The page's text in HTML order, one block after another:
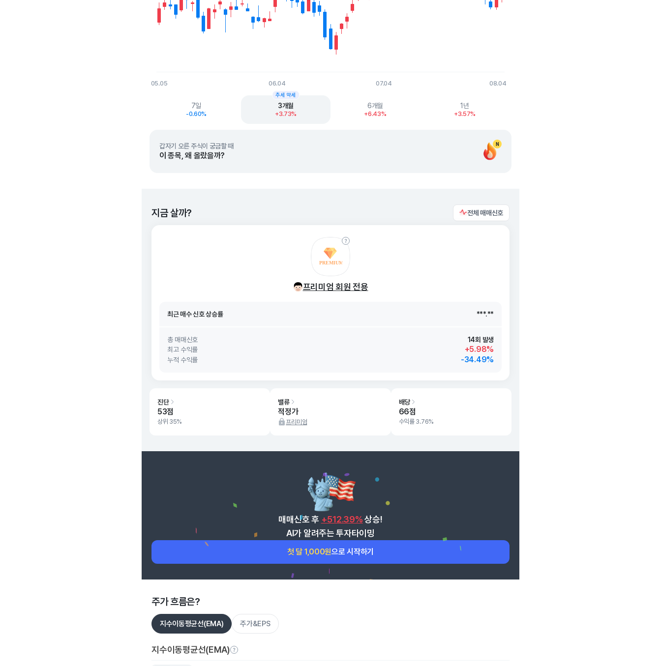
05.05 06.04 07.04 08.04
7일
-0.60%
3개월
+3.73%
추세 약세
6개월
+6.43%
1년
+3.57%
N
갑자기 오른 주식이 궁금할 때
이 종목, 왜 올랐을까?
지금 살까? 전체 매매신호
프리미엄 회원 전용
최근 매수 신호26. 08/06 ***.**
총 매매신호
14회 발생
최고 수익률
+5.98%
누적 수익률 -34.49%
진단
53점
상위 35%
밸류
적정가
프리미엄
배당
66점
수익률 3.76%
매매신호 후 +512.39% 상승!
AI가 알려주는 투자타이밍
첫 달 1,000원으로 시작하기
주가 흐름은?
지수이동평균선(EMA) 주가&EPS
지수이동평균선(EMA)